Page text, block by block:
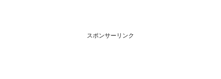
スポンサーリンク